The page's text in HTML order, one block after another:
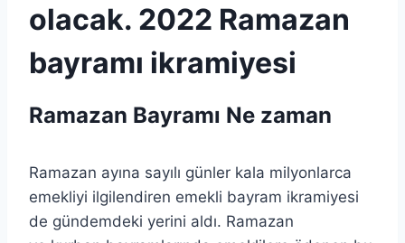
olacak. 2022 Ramazan
bayramı ikramiyesi
Ramazan Bayramı Ne zaman
Ramazan ayına sayılı günler kala milyonlarca
emekliyi ilgilendiren emekli bayram ikramiyesi
de gündemdeki yerini aldı. Ramazan